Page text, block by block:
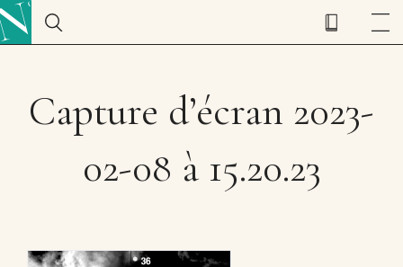
Capture d’écran 2023-
02-08 à 15.20.23